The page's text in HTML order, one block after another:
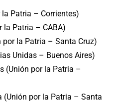
la Patria – Corrientes)
la Patria – CABA)
por la Patria – Santa Cruz)
Unidas – Buenos Aires)
(Unión por la Patria –
(Unión por la Patria – Santa